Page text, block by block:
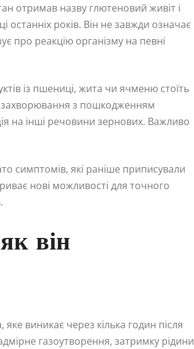
отримав назву глютеновий живіт і
останніх років. Він не завжди означає
про реакцію організму на певні
із пшениці, жита чи ячменю стоїть
захворювання з пошкодженням
на інші речовини зернових. Важливо
симптомів, які раніше приписували
нові можливості для точного
він
виникає через кілька годин після
газоутворення, затримку рідини